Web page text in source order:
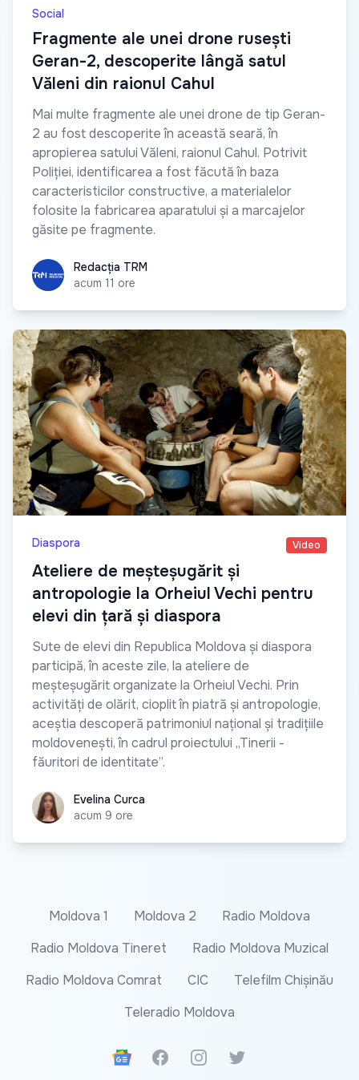
Social
Fragmente ale unei drone rusești
Geran-2, descoperite lângă satul
Văleni din raionul Cahul
Mai multe fragmente ale unei drone de tip Geran-
2 au fost descoperite în această seară, în
apropierea satului Văleni, raionul Cahul. Potrivit
Poliției, identificarea a fost făcută în baza
caracteristicilor constructive, a materialelor
folosite la fabricarea aparatului și a marcajelor
găsite pe fragmente.
Redacția TRM
Redacția TRM
acum 11 ore
Diaspora Video
Ateliere de meșteșugărit și
antropologie la Orheiul Vechi pentru
elevi din țară și diaspora
Sute de elevi din Republica Moldova și diaspora
participă, în aceste zile, la ateliere de
meșteșugărit organizate la Orheiul Vechi. Prin
activități de olărit, cioplit în piatră și antropologie,
aceștia descoperă patrimoniul național și tradițiile
moldovenești, în cadrul proiectului „Tinerii -
făuritori de identitate”.
Evelina CurcaEvelina Curca
acum 9 ore
Moldova 1 Moldova 2
Radio Moldova
Radio Moldova Tineret
Radio Moldova Muzical
Radio Moldova Comrat
CIC
Telefilm Chișinău
Teleradio Moldova
Google News
FacebookInstagramTwitter